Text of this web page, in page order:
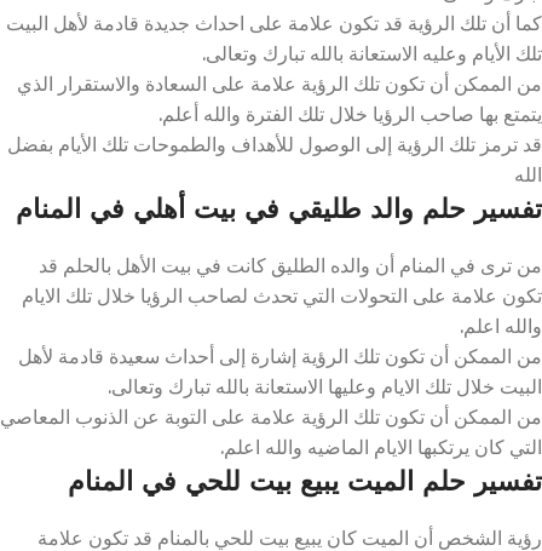
كما أن تلك الرؤية قد تكون علامة على احداث جديدة قادمة لأهل البيت
تلك الأيام وعليه الاستعانة بالله تبارك وتعالى.
من الممكن أن تكون تلك الرؤية علامة على السعادة والاستقرار الذي
يتمتع بها صاحب الرؤيا خلال تلك الفترة والله أعلم.
قد ترمز تلك الرؤية إلى الوصول للأهداف والطموحات تلك الأيام بفضل
الله
تفسير حلم والد طليقي في بيت أهلي في المنام
من ترى في المنام أن والده الطليق كانت في بيت الأهل بالحلم قد
تكون علامة على التحولات التي تحدث لصاحب الرؤيا خلال تلك الايام
والله اعلم.
من الممكن أن تكون تلك الرؤية إشارة إلى أحداث سعيدة قادمة لأهل
البيت خلال تلك الايام وعليها الاستعانة بالله تبارك وتعالى.
من الممكن أن تكون تلك الرؤية علامة على التوبة عن الذنوب المعاصي
التي كان يرتكبها الايام الماضيه والله اعلم.
تفسير حلم الميت يبيع بيت للحي في المنام
رؤية الشخص أن الميت كان يبيع بيت للحي بالمنام قد تكون علامة